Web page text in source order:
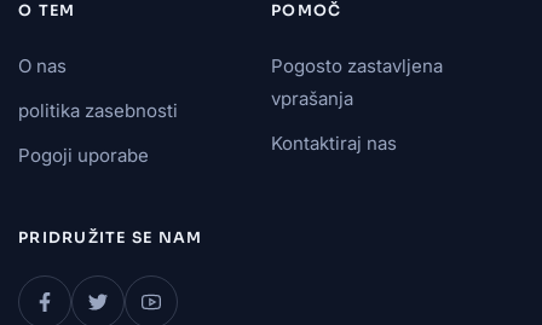
O TEM
O nas
politika zasebnosti
Pogoji uporabe
POMOČ
Pogosto zastavljena
vprašanja
Kontaktiraj nas
PRIDRUŽITE SE NAM